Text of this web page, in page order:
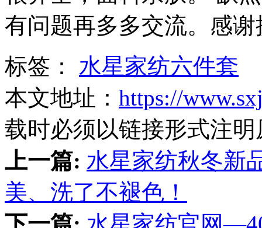
有问题再多多交流。感谢
标签： 水星家纺六件套
本文地址： https://
载时必须以链接形式注
上一篇: 水星家纺秋冬新
美、洗了不褪色！